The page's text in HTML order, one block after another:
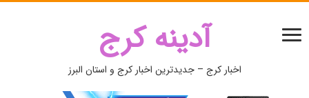
آدینه کرج
اخبار کرج – جدیدترین اخبار کرج و استان البرز